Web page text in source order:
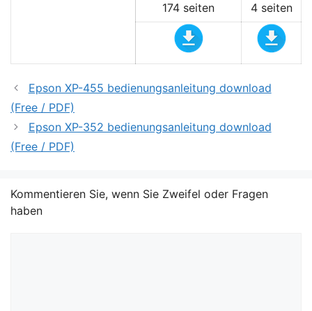
174 seiten 4 seiten
Epson XP-455 bedienungsanleitung download
(Free / PDF)
Epson XP-352 bedienungsanleitung download
(Free / PDF)
Kommentieren Sie, wenn Sie Zweifel oder Fragen
haben